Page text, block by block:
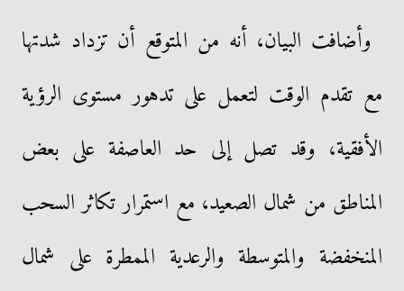
وأضافت البيان، أنه من المتوقع أن تزداد شدتها
مع تقدم الوقت لتعمل على تدهور مستوى الرؤية
الأفقية، وقد تصل إلى حد العاصفة على بعض
المناطق من شمال الصعيد، مع استمرار تكاثر السحب
المنخفضة والمتوسطة والرعدية الممطرة على شمال